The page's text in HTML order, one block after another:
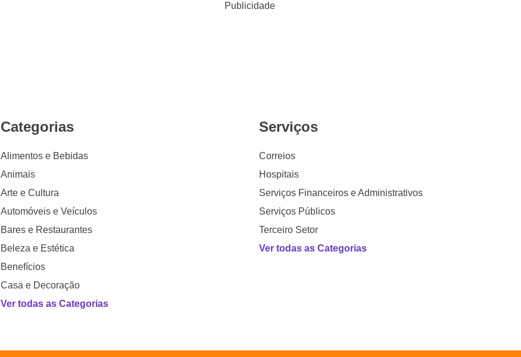
Publicidade
Categorias
Alimentos e Bebidas
Animais
Arte e Cultura
Automóveis e Veículos
Bares e Restaurantes
Beleza e Estética
Benefícios
Casa e Decoração
Ver todas as Categorias
Serviços
Correios
Hospitais
Serviços Financeiros e Administrativos
Serviços Públicos
Terceiro Setor
Ver todas as Categorias